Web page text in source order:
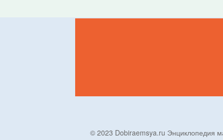
© 2023 Dobiraemsya.ru